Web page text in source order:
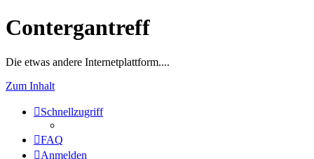
Contergantreff
Die etwas andere Internetplattform....
Zum Inhalt
Schnellzugriff
FAQ
Anmelden